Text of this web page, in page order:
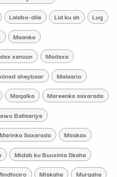
Lalabo-dile Lid ku ah Lug
Maanka
xanuun Madaxa
sheybaar Malaario
Maqalka Mareenka saxarada
Ballaariye
Marinka Saxarada Maskax
Midab ku Buuxinta Ilkaha
Miskaha Murqaha